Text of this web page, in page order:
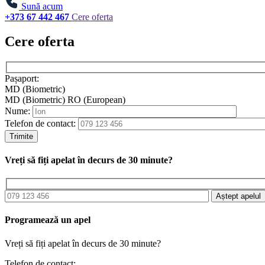
Sună acum
+373 67 442 467 Cere oferta
Cere oferta
Pașaport:
MD (Biometric)
MD (Biometric) RO (European)
Nume:
Telefon de contact:
Trimite
Vreți să fiți apelat în decurs de 30 minute?
Aștept apelul
Programează un apel
Vreți să fiți apelat în decurs de 30 minute?